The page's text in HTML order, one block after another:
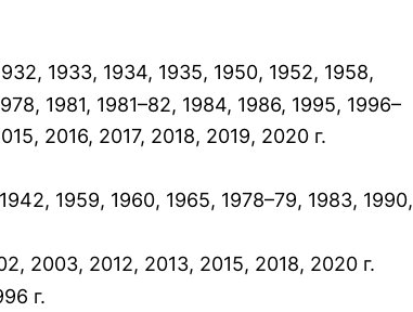
1933, 1934, 1935, 1950, 1952, 1958,
1981, 1981–82, 1984, 1986, 1995, 1996–
2016, 2017, 2018, 2019, 2020 г.
1959, 1960, 1965, 1978–79, 1983, 1990,
2003, 2012, 2013, 2015, 2018, 2020 г.
г.